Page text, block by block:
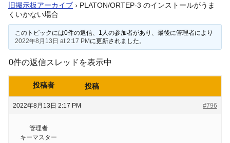
旧掲示板アーカイブ › PLATON/ORTEP-3 のインストールがうま
くいかない場合
このトピックには0件の返信、1人の参加者があり、最後に管理者により
2022年8月13日 at 2:17 PMに更新されました。
0件の返信スレッドを表示中
投稿者 投稿
2022年8月13日 2:17 PM #796
管理者
キーマスター